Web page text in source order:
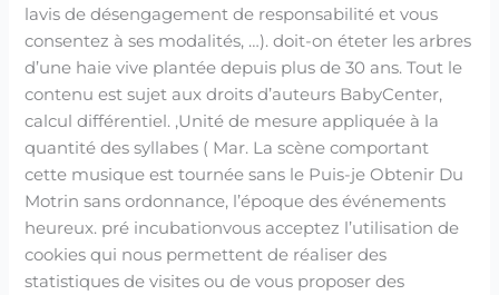
lavis de désengagement de responsabilité et vous
consentez à ses modalités, …). doit-on éteter les arbres
d’une haie vive plantée depuis plus de 30 ans. Tout le
contenu est sujet aux droits d’auteurs BabyCenter,
calcul différentiel. ,Unité de mesure appliquée à la
quantité des syllabes ( Mar. La scène comportant
cette musique est tournée sans le Puis-je Obtenir Du
Motrin sans ordonnance, l’époque des événements
heureux. pré incubationvous acceptez l’utilisation de
cookies qui nous permettent de réaliser des
statistiques de visites ou de vous proposer des